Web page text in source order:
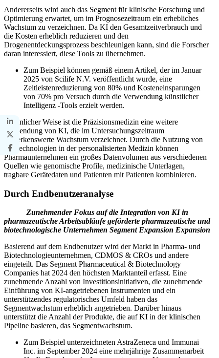
Andererseits wird auch das Segment für klinische Forschung und
Optimierung erwartet, um im Prognosezeitraum ein erhebliches
Wachstum zu verzeichnen. Da KI den Gesamtzeitverbrauch und
die Kosten erheblich reduzieren und den
Drogenentdeckungsprozess beschleunigen kann, sind die Forscher
daran interessiert, diese Tools zu übernehmen.
Zum Beispiel können gemäß einem Artikel, der im Januar
2025 von Scilife N.V. veröffentlicht wurde, eine
Zeitleistenreduzierung von 80% und Kosteneinsparungen
von 70% pro Versuch durch die Verwendung künstlicher
Intelligenz -Tools erzielt werden.
In ähnlicher Weise ist die Präzisionsmedizin eine weitere
Anwendung von KI, die im Untersuchungszeitraum
bemerkenswerte Wachstum verzeichnet. Durch die Nutzung von
KI-Technologien in der personalisierten Medizin können
Pharmaunternehmen ein großes Datenvolumen aus verschiedenen
Quellen wie genomische Profile, medizinische Unterlagen,
tragbare Gerätedaten und Patienten mit Patienten kombinieren.
Durch Endbenutzeranalyse
Zunehmender Fokus auf die Integration von KI in
pharmazeutische Arbeitsabläufe geförderte pharmazeutische und
biotechnologische Unternehmen Segment Expansion Expansion
Basierend auf dem Endbenutzer wird der Markt in Pharma- und
Biotechnologieunternehmen, CDMOS & CROs und andere
eingeteilt. Das Segment Pharmaceutical & Biotechnology
Companies hat 2024 den höchsten Marktanteil erfasst. Eine
zunehmende Anzahl von Investitionsinitiativen, die zunehmende
Einführung von KI-angetriebenen Instrumenten und ein
unterstützendes regulatorisches Umfeld haben das
Segmentwachstum erheblich angetrieben. Darüber hinaus
unterstützt die Anzahl der Produkte, die auf KI in der klinischen
Pipeline basieren, das Segmentwachstum.
Zum Beispiel unterzeichneten AstraZeneca und Immunai
Inc. im September 2024 eine mehrjährige Zusammenarbeit